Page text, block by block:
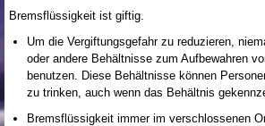
Bremsflüssigkeit ist giftig.
Um die Vergiftungsgefahr zu reduzieren,
oder andere Behältnisse zum Aufbewahren
benutzen. Diese Behältnisse können
zu trinken, auch wenn das Behältnis
Bremsflüssigkeit immer im verschlossenen